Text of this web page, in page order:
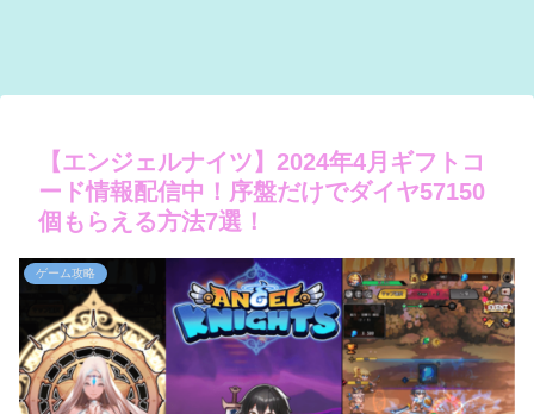
【エンジェルナイツ】2024年4月ギフトコ
ード情報配信中！序盤だけでダイヤ57150
個もらえる方法7選！
ゲーム攻略